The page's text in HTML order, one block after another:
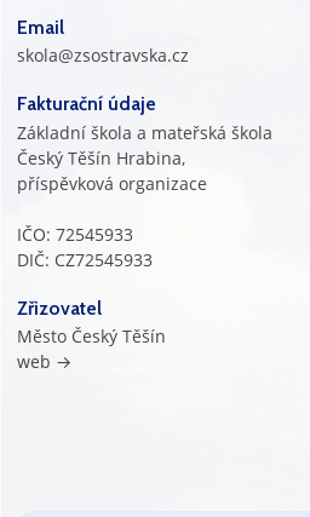
Email
skola@zsostravska.cz
Fakturační údaje
Základní škola a mateřská škola
Český Těšín Hrabina,
příspěvková organizace
IČO: 72545933
DIČ: CZ72545933
Zřizovatel
Město Český Těšín
web →